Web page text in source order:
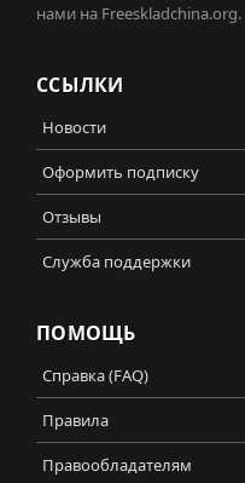
нами на Freeskladchina.org.
ССЫЛКИ
Новости
Оформить подписку
Отзывы
Служба поддержки
ПОМОЩЬ
Справка (FAQ)
Правила
Правообладателям